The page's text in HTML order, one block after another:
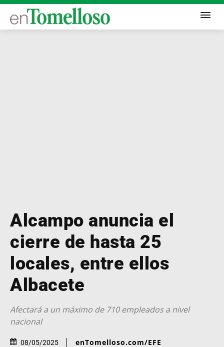
Alcampo anuncia el
cierre de hasta 25
locales, entre ellos
Albacete
Afectará a un máximo de 710 empleados a nivel
nacional
08/05/2025 enTomelloso.com/EFE